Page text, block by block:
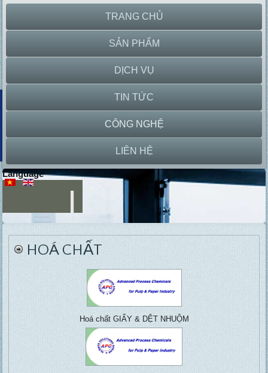
TRANG CHỦ
SẢN PHẨM
DỊCH VỤ
TIN TỨC
CÔNG NGHỆ
LIÊN HỆ
Language
Paper
Machine
Writing, packing,
coating, tissue...
Lab
Equipment
Pulp & paper, Water
treatment, ....
HOÁ CHẤT
Hoá chất GIẤY & DỆT NHUỘM